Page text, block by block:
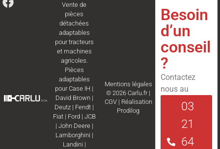
Vente de
pièces
détachées
adaptables
pour tracteurs
et machines
agricoles.
Pièces
adaptables
pourCase IH |
David Brown|
Deutz | Fendt |
Fiat| Ford| JCB
| John Deere|
Lamborghini |
Landini |
Mentions légales
© 2026 Carlu.fr |
CGV| Réalisation
Prodilog
Besoin
d’un
conseil
?
Contactez
nous au
03
21
64